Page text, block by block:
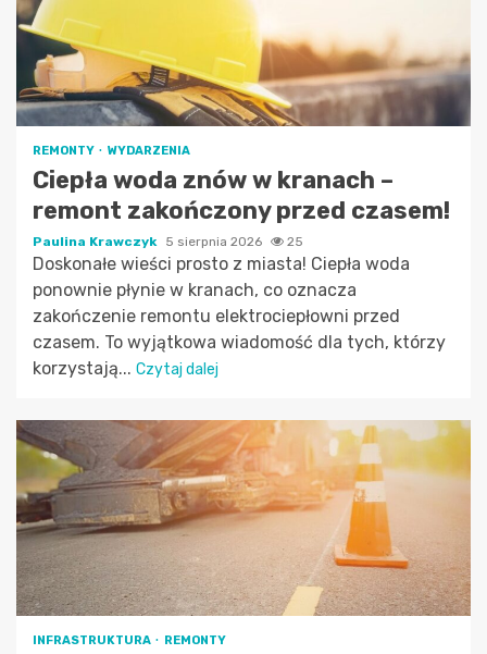
REMONTY WYDARZENIA
Ciepła woda znów w kranach –
remont zakończony przed czasem!
Paulina Krawczyk 5 sierpnia 2026 25
Doskonałe wieści prosto z miasta! Ciepła woda
ponownie płynie w kranach, co oznacza
zakończenie remontu elektrociepłowni przed
czasem. To wyjątkowa wiadomość dla tych, którzy
korzystają... Czytaj dalej
INFRASTRUKTURA REMONTY